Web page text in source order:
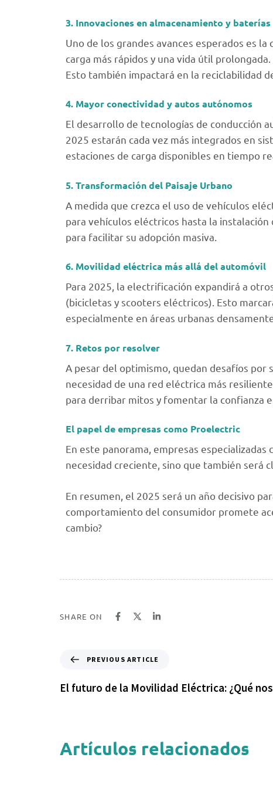
3. Innovaciones en almacenamiento y baterías
Uno de los grandes avances esperados es
carga más rápidos y una vida útil
Esto también impactará en la reciclabilidad
4. Mayor conectividad y autos autónomos
El desarrollo de tecnologías de conducción
2025 estarán cada vez más integrados en
estaciones de carga disponibles en tiempo
5. Transformación del Paisaje Urbano
A medida que crezca el uso de vehículos
para vehículos eléctricos hasta la
para facilitar su adopción masiva.
6. Movilidad eléctrica más allá del automóvil
Para 2025, la electrificación expandirá a
(bicicletas y scooters eléctricos). Esto
especialmente en áreas urbanas
7. Retos por resolver
A pesar del optimismo, quedan desafíos por
necesidad de una red eléctrica más
para derribar mitos y fomentar la confianza
El papel de empresas como Proelectric
En este panorama, empresas
necesidad creciente, sino que también será
En resumen, el 2025 será un año decisivo
comportamiento del consumidor promete
cambio?
SHARE ON
PREVIOUS ARTICLE
El futuro de la Movilidad Eléctrica: ¿Qué
Artículos relacionados